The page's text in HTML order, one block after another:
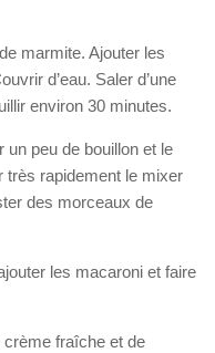
marmite. Ajouter les
d’eau. Saler d’une
environ 30 minutes.
peu de bouillon et le
très rapidement le mixer
des morceaux de
les macaroni et faire
fraîche et de